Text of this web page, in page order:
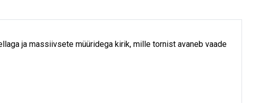
ja massiivsete müüridega kirik, mille tornist avaneb vaade